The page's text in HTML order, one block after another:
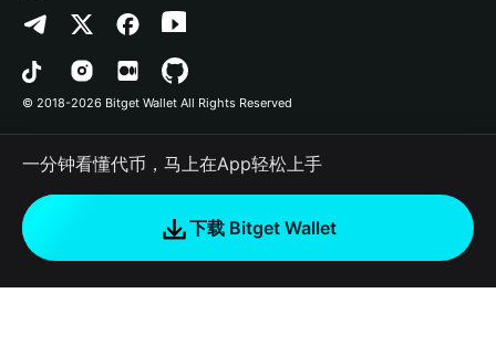
品牌资源
工作机会
预测市场
DApp
RWA
如何购买加密货币
合约检测
批量转账
Avalanche
Bitcoin
Polygon
隐私协议
用户使用协议
© 2018-2026 Bitget Wallet All Rights Reserved
一分钟看懂代币，马上在App轻松上手
下载 Bitget Wallet